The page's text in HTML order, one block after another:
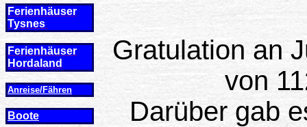
Ferienhäuser
Tysnes
Ferienhäuser
Hordaland
Anreise/Fähren
Boote
Gratulation an
von
Darüber gab